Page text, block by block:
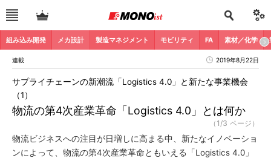
組み込み開発 メカ設計 製造マネジメント モビリティ FA 素材／化学
連載 2019年8月22日
物流の第4次産業革命「Logistics 4.0」とは何か
サプライチェーンの新潮流「Logistics 4.0」と新たな事業機会
（1）
（1/3 ページ）
物流ビジネスへの注目が日増しに高まる中、新たなイノベーショ
ンによって、物流の第4次産業革命ともいえる「Logistics 4.0」